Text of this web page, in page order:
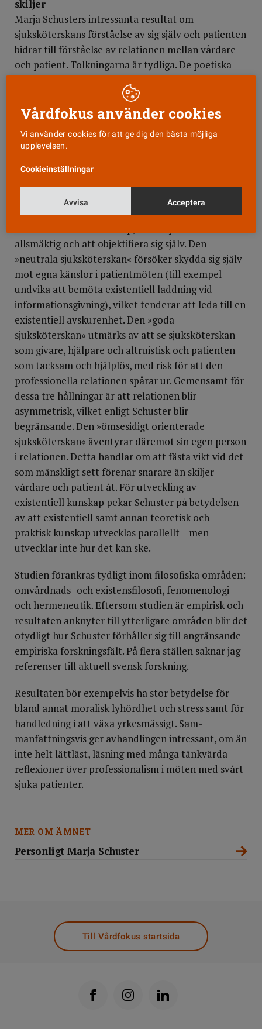
skiljer
Marja Schusters intressanta resultat om
sjukskötersk­ans förståelse av sig själv och patienten
bidrar till förståelse av relationen mellan vårdare
och patient. Tolkningarna är tydliga. De poetiska
intervjucitaten lyfter fram deltagarnas personliga
klokhet och talar eftertänksamt till läsaren. De
svåra existentiella frågorna vid sjukdom och död
distanserande.
Tolkningarna sammanfattas i fyra olikartade fokus
»metodinriktade sjuksköterskan« vet vilka
patientens behov är och löser patientens problem
allsmäktig och att objektifiera sig själv. Den
»neutrala sjuksköterskan« försöker skydda sig själv
mot egna känslor i patientmöten (till exempel
undvika att bemöta existentiell laddning vid
informationsgivning), vilket tenderar att leda till en
existentiell avskurenhet. Den »goda
sjuksköterskan« utmärks av att se sjuksköterskan
som givare, hjälpare och altruistisk och patienten
som tacksam och hjälplös, med risk för att den
professionella relationen spårar ur. Gemensamt för
dessa tre hållningar är att relationen blir
asymmetrisk, vilket enligt Schuster blir
begränsande. Den »ömsesidigt orienterade
sjukskötersk­an« äventyrar däremot sin egen person
i relationen. Detta handlar om att fästa vikt vid det
som mänskligt sett förenar snarare än skiljer
vårdare och patient åt. För utveckling av
existentiell kunskap pekar Schuster på betydelsen
av att existentiell samt annan teoretisk och
praktisk kunskap utvecklas parallellt – men
utvecklar inte hur det kan ske.
Studien förankras tydligt inom filosofiska områden:
omvårdnads- och existensfilosofi, fenomenologi
och hermeneutik. Eftersom studien är empirisk och
resultaten anknyter till ytterligare områden blir det
otydligt hur Schuster förhåller sig till angränsande
empiriska forskningsfält. På flera ställen saknar jag
referenser till aktuell svensk forskning.
Resultaten bör exempelvis ha stor betydelse för
bland annat moralisk lyhördhet och stress samt för
handledning i att växa yrkesmässigt. Sam­
manfattningsvis ger avhandlingen intressant, om än
inte helt lättläst, läsning med många tänkvärda
reflexioner över professionalism i möten med svårt
sjuka patienter.
MER OM ÄMNET
Personligt Marja Schuster
Till Vårdfokus startsida
Vårdfokus använder cookies
Vi använder cookies för att ge dig den bästa möjliga
upplevelsen.
Cookieinställningar
Avvisa Acceptera